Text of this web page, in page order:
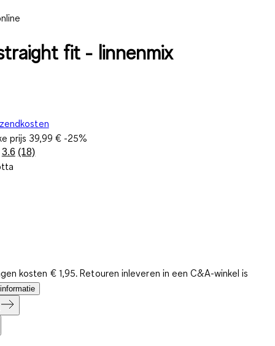
fit - linnenmix
prijs 39,99 € -25%
3.6 Lees
(18)
kosten € 1,95. Retouren inleveren in een C&A-winkel is